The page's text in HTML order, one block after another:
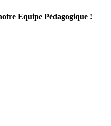
Equipe Pédagogique !